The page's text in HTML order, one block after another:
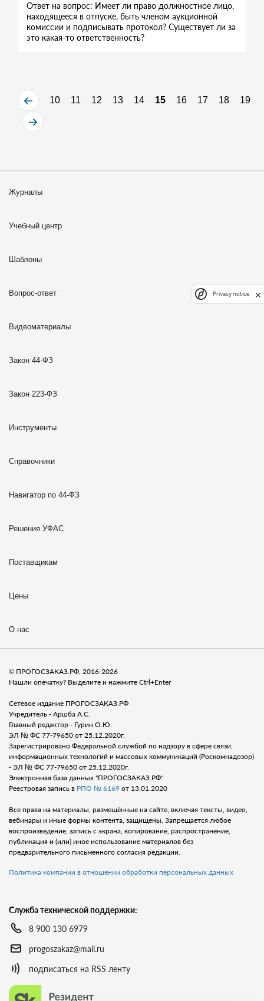
Ответ на вопрос: Имеет ли право должностное лицо,
находящееся в отпуске, быть членом аукционной
комиссии и подписывать протокол? Существует ли за
это какая-то ответственность?
10 11 12 13 14 15 16 17 18 19
Журналы
Учебный центр
Шаблоны
Вопрос-ответ
Видеоматериалы
Закон 44-ФЗ
Закон 223-ФЗ
Инструменты
Справочники
Навигатор по 44-ФЗ
Решения УФАС
Поставщикам
Цены
О нас
© ПРОГОСЗАКАЗ.РФ, 2016-2026
Нашли опечатку? Выделите и нажмите Ctrl+Enter
Сетевое издание ПРОГОСЗАКАЗ.РФ
Учредитель - Аршба А.С.
Главный редактор - Гурин О.Ю.
ЭЛ № ФС 77-79650 от 25.12.2020г.
Зарегистрировано Федеральной службой по надзору в сфере связи,
информационных технологий и массовых коммуникаций (Роскомнадозор)
- ЭЛ № ФС 77-79650 от 25.12.2020г.
Электронная база данных "ПРОГОСЗАКАЗ.РФ"
Реестровая запись в РПО № 6169 от 13.01.2020
Все права на материалы, размещённые на сайте, включая тексты, видео,
вебинары и иные формы контента, защищены. Запрещается любое
воспроизведение, запись с экрана, копирование, распространение,
публикация и (или) иное использование материалов без
предварительного письменного согласия редакции.
Политика компании в отношении обработки персональных данных
Служба технической поддержки:
8 900 130 6979
progoszakaz@mail.ru
подписаться на RSS ленту
Privacy notice